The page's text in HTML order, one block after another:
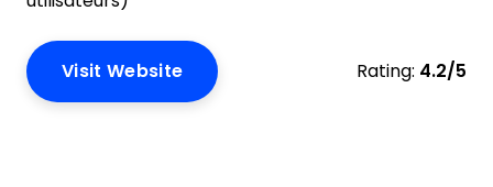
Visit Website Rating: 4.2/5